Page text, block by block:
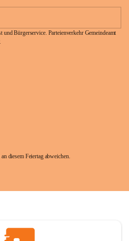
und Bürgerservice. Parteienverkehr Gemeindeamt
diesem Feiertag abweichen.